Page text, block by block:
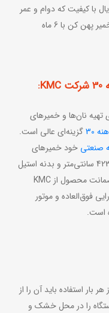
سانتی‌متر و متریال با کیفیت که دوام و عمر
طولانی این دستگاه را تضمین می‌کند، این خمیر پهن کن با 6 ماه
تهیه نان‌ها و خمیرهای
30
گزینه‌ای عالی است.
صنعتی خود خمیرهای
پیتزا را باز کنید و استفاده کنید. با ابعاد 423856 سانتی‌متر و بدنه استیل
با کیفیت، این دستگاه دارای 6 ماه گارانتی ضمانت محصول از KMC
فوق‌العاده و موتور
است.
استفاده باید آن را از
را در محل خشک و